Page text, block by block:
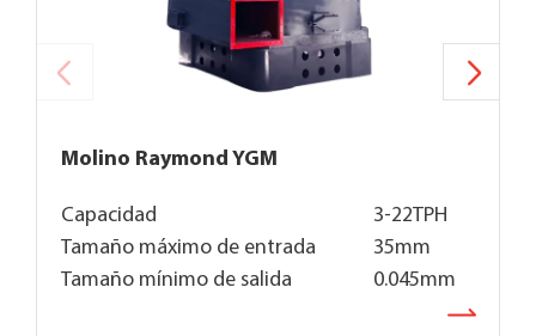
Molino Raymond YGM
Capacidad
3-22TPH
Tamaño máximo de entrada
35mm
Tamaño mínimo de salida
0.045mm